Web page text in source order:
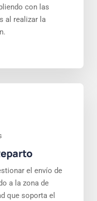
con las
al realizar la
el envío de
a la zona de
que soporta el